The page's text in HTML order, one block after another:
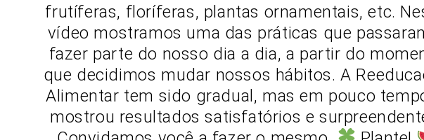
frutíferas, floríferas, plantas ornamentais, etc.
vídeo mostramos uma das práticas que
fazer parte do nosso dia a dia, a partir do
que decidimos mudar nossos hábitos. A
Alimentar tem sido gradual, mas em pouco
mostrou resultados satisfatórios e